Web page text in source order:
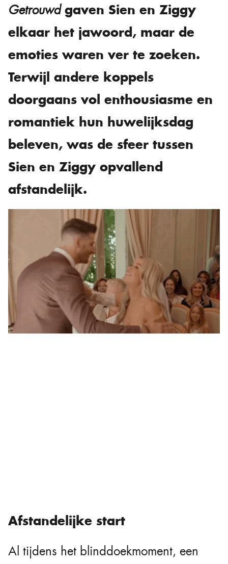
Getrouwdgaven Sien en Ziggy
elkaar het jawoord, maar de
emoties waren ver te zoeken.
Terwijl andere koppels
doorgaans vol enthousiasme en
romantiek hun huwelijksdag
beleven, was de sfeer tussen
Sien en Ziggy opvallend
afstandelijk.
Afstandelijke start
Al tijdens het blinddoekmoment, een